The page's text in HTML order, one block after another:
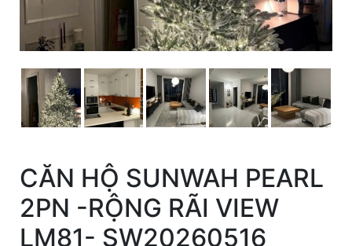
CĂN HỘ SUNWAH PEARL
2PN -RỘNG RÃI VIEW
LM81- SW20260516